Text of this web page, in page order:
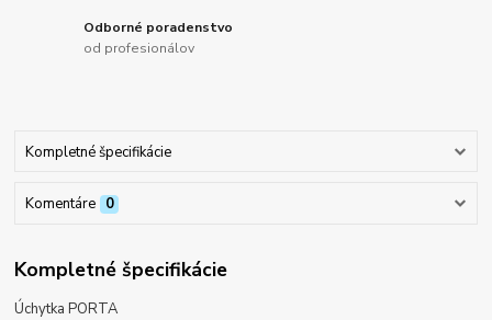
Odborné poradenstvo
od profesionálov
Kompletné špecifikácie
Komentáre 0
Kompletné špecifikácie
Úchytka PORTA